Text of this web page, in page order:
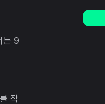
는 9
작